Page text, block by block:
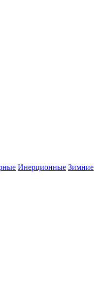
Инерционные Зимние